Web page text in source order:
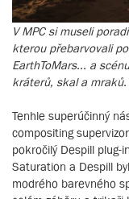
V MPC si museli
kterou přebarvovali
EarthToMars... a
kráterů, skal a mraků.
Tenhle superúčinný
compositing
pokročilý Despill plug-
Saturation a Despill
modrého barevného